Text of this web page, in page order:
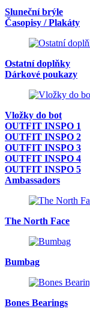
Sluneční brýle
Časopisy / Plakáty
Ostatní doplňky
Dárkové poukazy
Vložky do bot
OUTFIT INSPO 1
OUTFIT INSPO 2
OUTFIT INSPO 3
OUTFIT INSPO 4
OUTFIT INSPO 5
Ambassadors
The North Face
Bumbag
Bones Bearings